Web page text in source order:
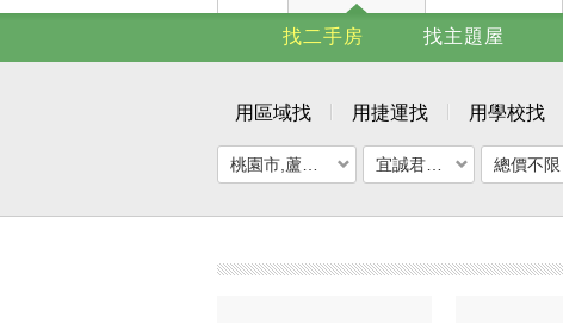
找二手房 找主題屋
用區域找 用捷運找 用學校找
總價不限